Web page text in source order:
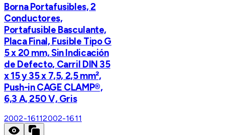
Borna Portafusibles, 2
Conductores,
Portafusible Basculante,
Placa Final, Fusible Tipo G
5 x 20 mm, Sin Indicación
de Defecto, Carril DIN 35
x 15 y 35 x 7,5, 2,5 mm²,
Push-in CAGE CLAMP®,
6,3 A, 250 V, Gris
2002-16112002-1611